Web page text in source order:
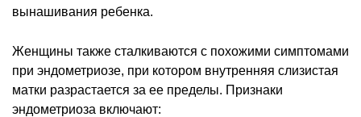
вынашивания ребенка.
Женщины также сталкиваются с похожими симптомами
при эндометриозе, при котором внутренняя слизистая
матки разрастается за ее пределы. Признаки
эндометриоза включают: